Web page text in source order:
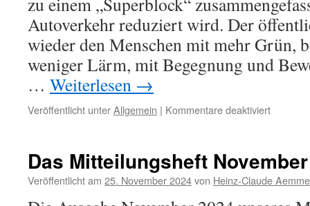
Autoverkehr reduziert wird. Der
wieder den Menschen mit mehr Grün,
weniger Lärm, mit Begegnung und
… Weiterlesen →
Veröffentlicht unterAllgemein | Kommentare deaktiviertfür
auf
–
Das Mitteilungsheft
Veröffentlicht am 25. November 2024von Heinz-Claude